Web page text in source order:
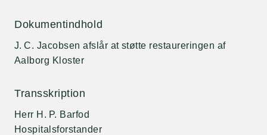
Dokumentindhold
J. C. Jacobsen afslår at støtte restaureringen af
Aalborg Kloster
Transskription
Herr H. P. Barfod
Hospitalsforstander